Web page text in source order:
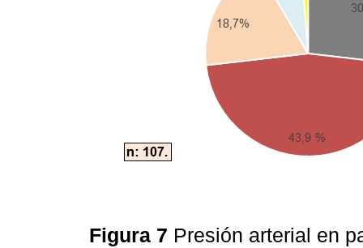
Figura 7 Presión arterial en